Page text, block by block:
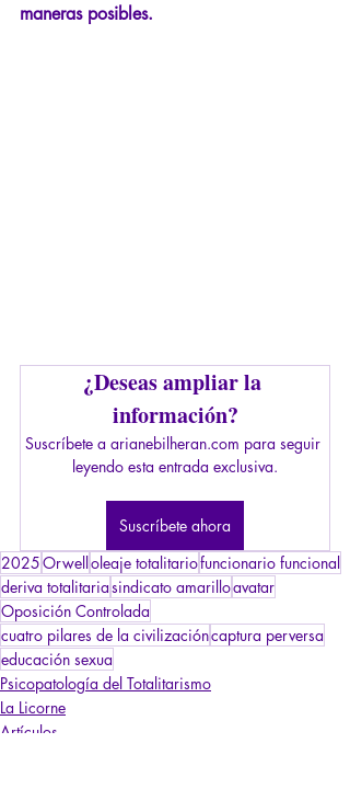
maneras posibles.
¿Deseas ampliar la
información?
Suscríbete a arianebilheran.com para seguir
leyendo esta entrada exclusiva.
Suscríbete ahora
2025Orwelloleaje totalitariofuncionario funcional
deriva totalitariasindicato amarilloavatar
Oposición Controlada
cuatro pilares de la civilizacióncaptura perversa
educación sexua
Psicopatología del Totalitarismo
La Licorne
Artículos